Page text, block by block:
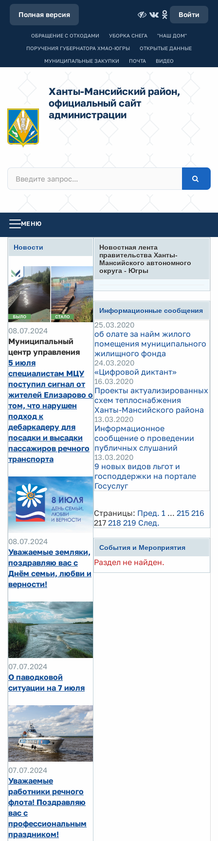
Полная версия Войти
ОБРАЩЕНИЕ С ОТХОДАМИ УБОРКА СНЕГА "НАШ ДОМ"
ПОРУЧЕНИЯ ГУБЕРНАТОРА ХМАО-ЮГРЫ ОТКРЫТЫЕ ДАННЫЕ
МУНИЦИПАЛЬНЫЕ ЗАКУПКИ ПОЧТА ВИДЕО
Ханты-Мансийский район,
официальный сайт
администрации
МЕНЮ
Новости
08.07.2024
Муниципальный
центр управления
5 июля
специалистам МЦУ
поступил сигнал от
жителей Елизарово о
том, что нарушен
подход к
дебаркадеру для
посадки и высадки
пассажиров речного
транспорта
08.07.2024
Уважаемые земляки,
поздравляю вас с
Днём семьи, любви и
верности!
07.07.2024
О паводковой
ситуации на 7 июля
07.07.2024
Уважаемые
работники речного
флота! Поздравляю
вас с
профессиональным
праздником!
Новостная лента
правительства Ханты-
Мансийского автономного
округа - Югры
Информационные сообщения
25.03.2020
об олате за найм жилого
помещения муниципального
жилищного фонда
24.03.2020
«Цифровой диктант»
16.03.2020
Проекты актуализированных
схем теплоснабжения
Ханты-Мансийского района
13.03.2020
Информационное
сообщение о проведении
публичных слушаний
13.03.2020
9 новых видов льгот и
господдержки на портале
Госуслуг
Страницы: Пред. 1 ... 215 216
217 218 219 След.
События и Мероприятия
Раздел не найден.